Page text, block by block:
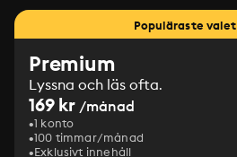
Populäraste valet
Premium
Lyssna och läs ofta.
169 kr /månad
1 konto
100 timmar/månad
Exklusivt innehåll